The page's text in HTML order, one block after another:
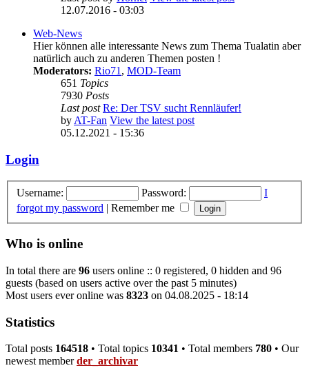
12.07.2016 - 03:03
Web-News
Hier können alle interessante News zum Thema Tualatin aber
natürlich auch zu anderen Themen posten !
Moderators: Rio71, MOD-Team
651 Topics
7930 Posts
Last post Re: Der TSV sucht Rennläufer!
byAT-Fan View the latest post
05.12.2021 - 15:36
Login
Username: Password:
I
forgot my password | Remember me
Who is online
In total there are 96 users online :: 0 registered, 0 hidden and 96
guests (based on users active over the past 5 minutes)
Most users ever online was 8323 on 04.08.2025 - 18:14
Statistics
Total posts 164518 • Total topics 10341 • Total members 780 • Our
newest memberder_archivar